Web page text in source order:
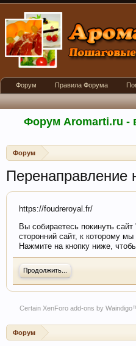
Форум Aromarti.ru -
Форум
Перенаправление
https://foudreroyal.fr/
Вы собираетесь покинуть
сторонний сайт, к которому
Нажмите на кнопку ниже,
Продолжить...
Certain XenForo add-ons by Waindigo
Форум
Форум Правила Форума